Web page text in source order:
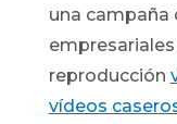
una
reproducción
vídeos